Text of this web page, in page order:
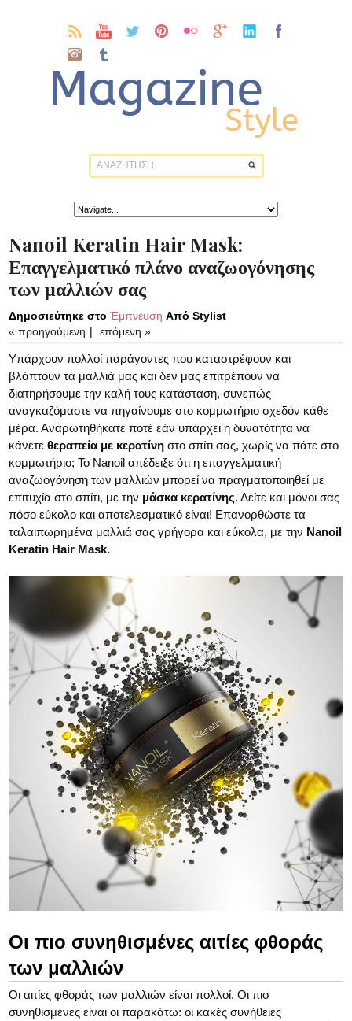
Nanoil Keratin Hair Mask:
Επαγγελματικό πλάνο αναζωογόνησης
των μαλλιών σας
Δημοσιεύτηκε στοΈμπνευση Από Stylist
« προηγούμενη | επόμενη »
Υπάρχουν πολλοί παράγοντες που καταστρέφουν και
βλάπτουν τα μαλλιά μας και δεν μας επιτρέπουν να
διατηρήσουμε την καλή τους κατάσταση, συνεπώς
αναγκαζόμαστε να πηγαίνουμε στο κομμωτήριο σχεδόν κάθε
μέρα. Αναρωτηθήκατε ποτέ εάν υπάρχει η δυνατότητα να
κάνετεθεραπεία με κερατίνη στο σπίτι σας, χωρίς να πάτε στο
κομμωτήριο; Το Nanoil απέδειξε ότι η επαγγελματική
αναζωογόνηση των μαλλιών μπορεί να πραγματοποιηθεί με
επιτυχία στο σπίτι, με την μάσκα κερατίνης. Δείτε και μόνοι σας
πόσο εύκολο και αποτελεσματικό είναι! Επανορθώστε τα
ταλαιπωρημένα μαλλιά σας γρήγορα και εύκολα, με την Nanoil
Keratin Hair Mask.
Οι πιο συνηθισμένες αιτίες φθοράς
των μαλλιών
Οι αιτίες φθοράς των μαλλιών είναι πολλοί. Οι πιο
συνηθισμένες είναι οι παρακάτω: οι κακές συνήθειες